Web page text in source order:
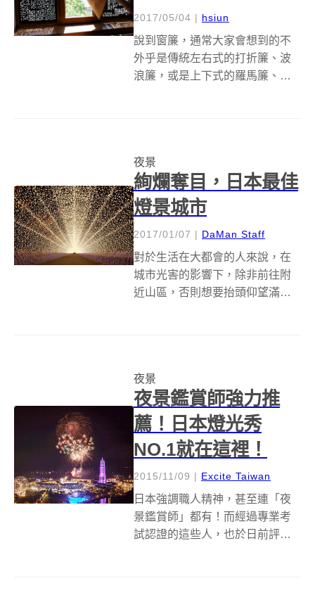
2017/05/04 | hsiun
說到窗簾，通常大家會想到的不
外乎是傳統左右式的打折簾、波
浪簾，或是上下式的羅馬簾、捲
讓窗簾不再只有傳統遮光功能，
而是搖身一...
夜景
絢爛奪目，日本最佳
燈景城市
2017/01/07 | DaMan Staff
對於生活在大都會的人來說，在
城市光害的影響下，除非前往附
近山區，否則想要抬頭仰望滿天
的城市。 日本是一個燈光秀相當
著名的國家，而...
夜景
夜景鑑賞師強力推
薦！日本燈光秀
NO.1就在這裡！
2015/11/09 | Excite Taiwan
日本強調職人精神，甚至連「夜
景鑑賞師」都有！而經過專業考
試認證的這些人，也於日前評選